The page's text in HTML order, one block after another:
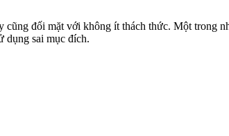
đối mặt với không ít thách thức. Một trong
dụng sai mục đích.